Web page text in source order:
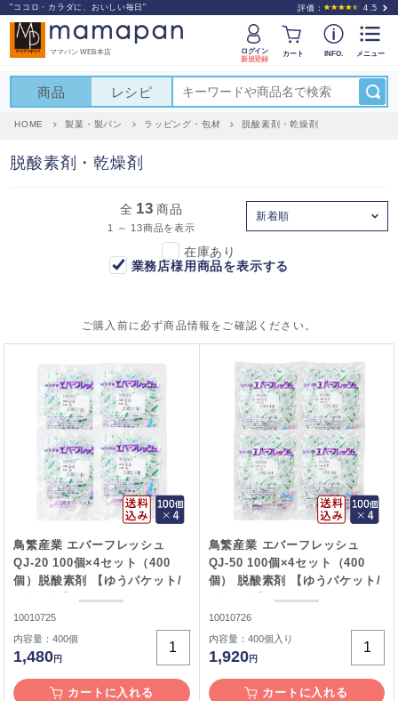
"ココロ・カラダに、おいしい毎日" 評価： 4.5
ママパン WEB本店
ログイン
新規登録
カート INFO. メニュー
商品 レシピ
HOME 製菓・製パン ラッピング・包材 脱酸素剤・乾燥剤
脱酸素剤・乾燥剤
全 13 商品
1 ～ 13商品を表示
新着順
在庫あり
業務店様用商品を表示する
ご購入前に必ず商品情報をご確認ください。
鳥繁産業 エバーフレッシュ
QJ-20 100個×4セット（400
個）脱酸素剤 【ゆうパケット/
送料無料】__
10010725
内容量：400個
1,480円
カートに入れる
鳥繁産業 エバーフレッシュ
QJ-50 100個×4セット（400
個） 脱酸素剤 【ゆうパケット/
送料無料】__
10010726
内容量：400個入り
1,920円
カートに入れる